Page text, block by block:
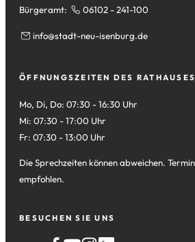
Bürgeramt:
06102 - 241-100
info stadt-neu-isenburg de
ÖFFNUNGSZEITEN DES RATHAUSES
Mo, Di, Do: 07:30 - 16:30 Uhr
Mi: 07:30 - 17:00 Uhr
Fr: 07:30 - 13:00 Uhr
Die Sprechzeiten können abweichen.
empfohlen.
BESUCHEN SIE UNS